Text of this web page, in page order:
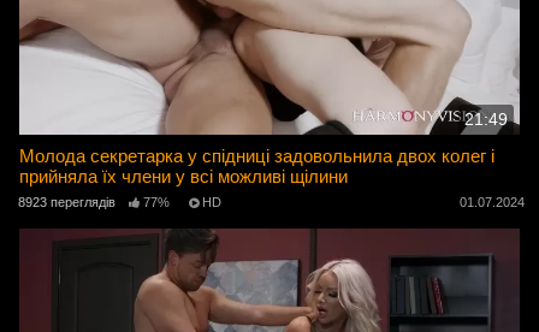
21:49
Молода секретарка у спідниці задовольнила двох колег і
прийняла їх члени у всі можливі щілини
8923 переглядів 77% HD 01.07.2024